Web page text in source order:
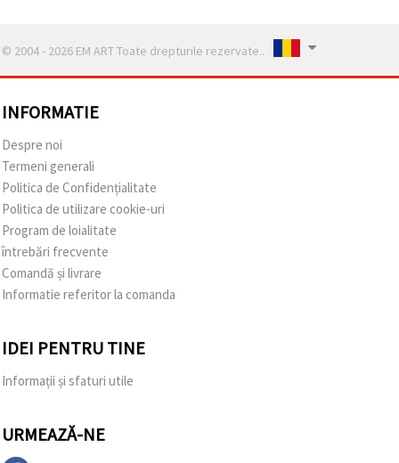
© 2004 - 2026 EM ART Toate drepturile rezervate..
INFORMATIE
Despre noi
Termeni generali
Politica de Confidențialitate
Politica de utilizare cookie-uri
Program de loialitate
întrebări frecvente
Comandă și livrare
Informatie referitor la comanda
IDEI PENTRU TINE
Informații și sfaturi utile
URMEAZĂ-NE